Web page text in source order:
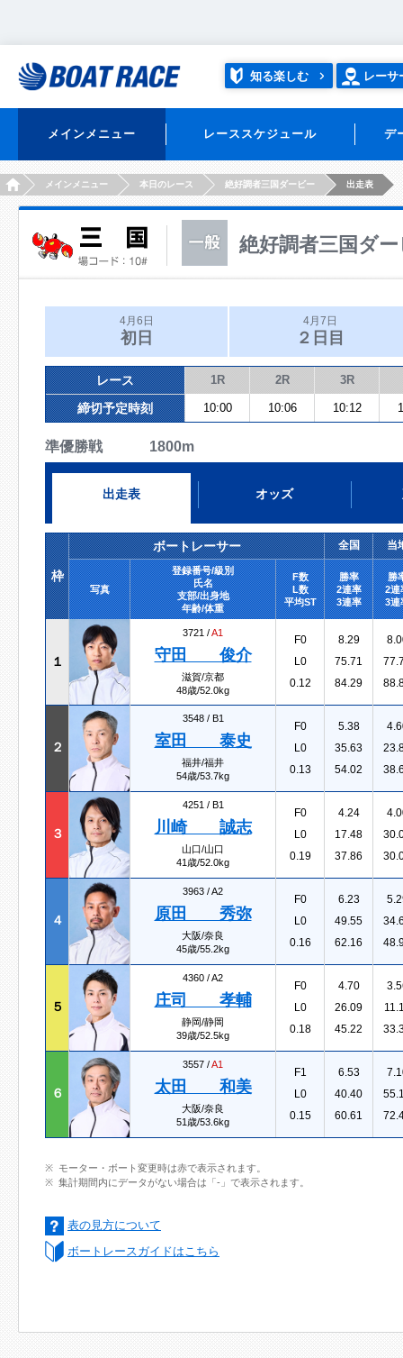
知る楽しむ レーサ
メインメニュー レーススケジュール デ
HOMEメインメニュー 本日のレース 絶好調者三国ダービー 出走表
絶好調者三国ダ
4月6日
初日
4月7日
２日目
レース 1R 2R 3R
締切予定時刻 10:00 10:06 10:12
準優勝戦 1800m
出走表 オッズ
枠
ボートレーサー 全国 当
写真
登録番号/級別
氏名
支部/出身地
年齢/体重
F数
L数
平均ST
勝率
2連率
3連率
勝
2連
3連
１
3721 /A1
守田 俊介
滋賀/京都
48歳/52.0kg
F0
L0
0.12
8.29
75.71
84.29
２
3548 / B1
室田 泰史
福井/福井
54歳/53.7kg
F0
L0
0.13
5.38
35.63
54.02
３
4251 / B1
川崎 誠志
山口/山口
41歳/52.0kg
F0
L0
0.19
4.24
17.48
37.86
４
3963 /A2
原田 秀弥
大阪/奈良
45歳/55.2kg
F0
L0
0.16
6.23
49.55
62.16
５
4360 /A2
庄司 孝輔
静岡/静岡
39歳/52.5kg
F0
L0
0.18
4.70
26.09
45.22
６
3557 /A1
太田 和美
大阪/奈良
51歳/53.6kg
F1
L0
0.15
6.53
40.40
60.61
モーター・ボート変更時は赤で表示されます。
集計期間内にデータがない場合は「-」で表示されます。
表の見方について
ボートレースガイドはこちら